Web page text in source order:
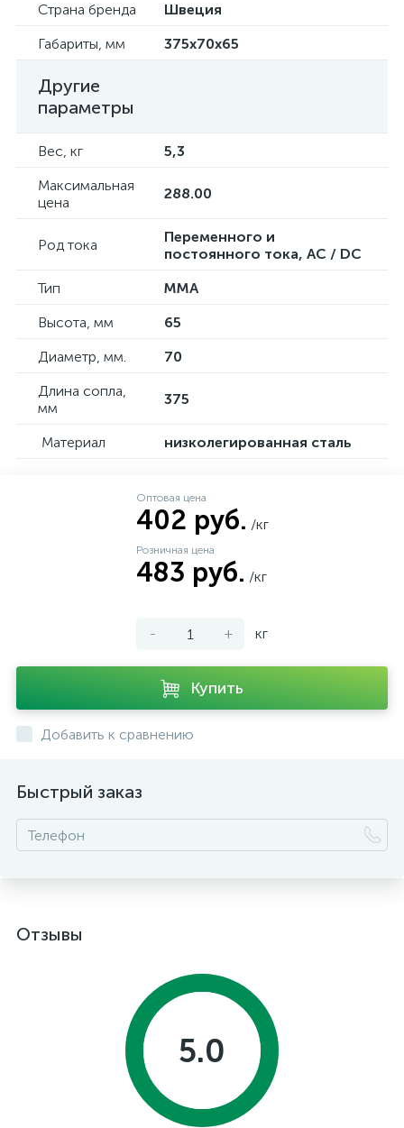
Страна бренда
Швеция
Габариты, мм
375х70х65
Другие
параметры
Вес, кг
5,3
Максимальная
цена
288.00
Род тока
Переменного и
постоянного тока, AC / DC
Тип
ММА
Высота, мм
65
Диаметр, мм.
70
Длина сопла,
мм
375
Материал низколегированная сталь
Оптовая цена
402 руб. /кг
Розничная цена
483 руб. /кг
- + кг
Купить
Добавить к сравнению
Быстрый заказ
Отзывы
5.0